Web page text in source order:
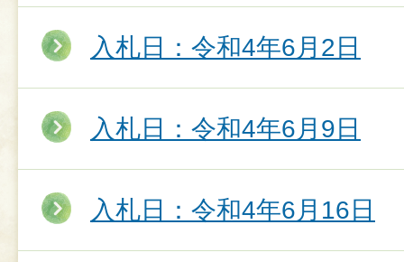
入札日：令和4年6月2日
入札日：令和4年6月9日
入札日：令和4年6月16日